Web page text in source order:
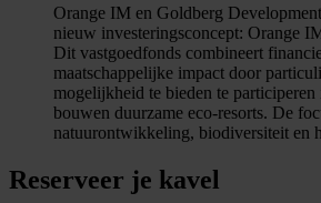
Orange IM en Goldberg
nieuw investeringsconcept: Orange
Dit vastgoedfonds combineert
maatschappelijke impact door
mogelijkheid te bieden te
bouwen duurzame eco-resorts. De
natuurontwikkeling, biodiversiteit en
Reserveer je kavel